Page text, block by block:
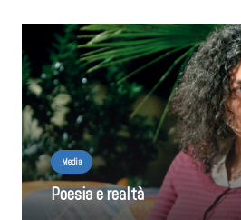
Media
Poesia e realtà